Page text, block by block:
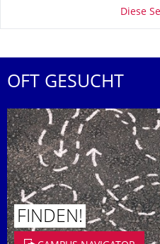
Diese
OFT GESUCHT
FINDEN!